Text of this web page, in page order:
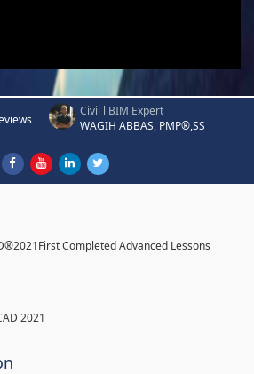
Civil l BIM Expert
WAGIH ABBAS, PMP®,SS
Completed Advanced Lessons
2021